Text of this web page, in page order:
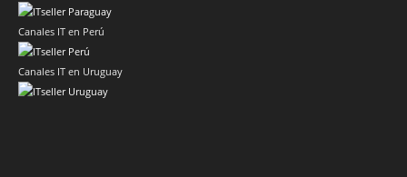
Canales IT en Perú
Canales IT en Uruguay